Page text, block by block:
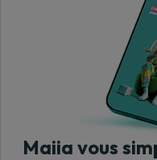
Maiia vous